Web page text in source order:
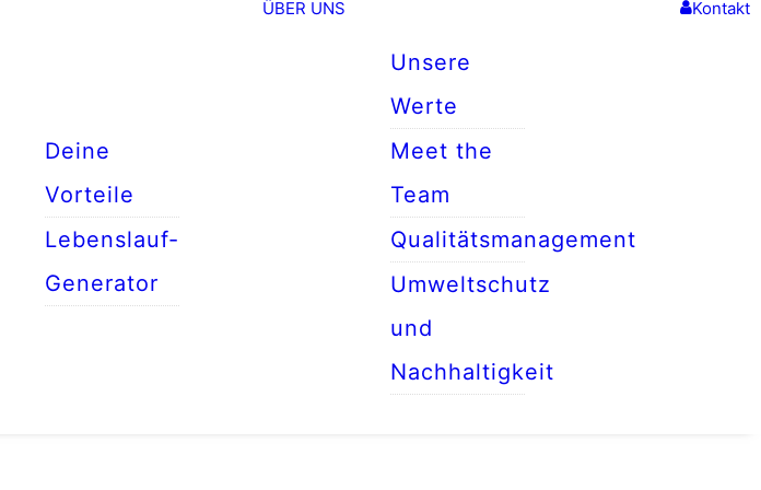
Deine
Vorteile
Lebenslauf-
Generator
ÜBER UNS
Unsere
Werte
Meet the
Team
Qualitätsmanagement
Umweltschutz
und
Nachhaltigkeit
Kontakt